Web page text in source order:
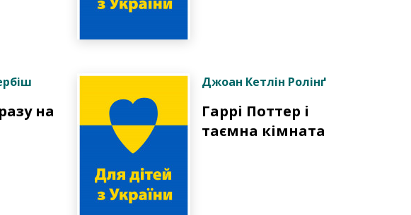
на
Джоан Кетлін Ролінґ
Гаррі Поттер і
таємна кімната